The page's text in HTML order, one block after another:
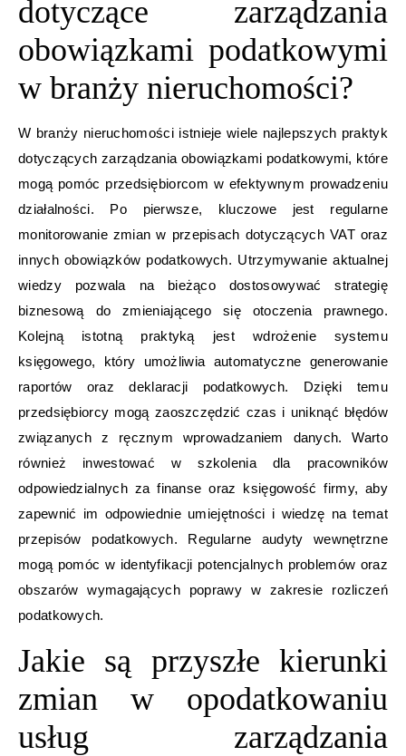
dotyczące zarządzania
obowiązkami podatkowymi
w branży nieruchomości?
W branży nieruchomości istnieje wiele najlepszych praktyk
dotyczących zarządzania obowiązkami podatkowymi, które
mogą pomóc przedsiębiorcom w efektywnym prowadzeniu
działalności. Po pierwsze, kluczowe jest regularne
monitorowanie zmian w przepisach dotyczących VAT oraz
innych obowiązków podatkowych. Utrzymywanie aktualnej
wiedzy pozwala na bieżąco dostosowywać strategię
biznesową do zmieniającego się otoczenia prawnego.
Kolejną istotną praktyką jest wdrożenie systemu
księgowego, który umożliwia automatyczne generowanie
raportów oraz deklaracji podatkowych. Dzięki temu
przedsiębiorcy mogą zaoszczędzić czas i uniknąć błędów
związanych z ręcznym wprowadzaniem danych. Warto
również inwestować w szkolenia dla pracowników
odpowiedzialnych za finanse oraz księgowość firmy, aby
zapewnić im odpowiednie umiejętności i wiedzę na temat
przepisów podatkowych. Regularne audyty wewnętrzne
mogą pomóc w identyfikacji potencjalnych problemów oraz
obszarów wymagających poprawy w zakresie rozliczeń
podatkowych.
Jakie są przyszłe kierunki
zmian w opodatkowaniu
usług zarządzania